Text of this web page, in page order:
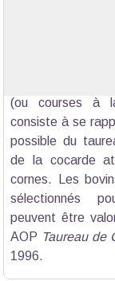
(ou courses à
consiste à se
possible du
de la cocarde
cornes. Les
sélectionnés
peuvent être
AOP Taureau de
1996.